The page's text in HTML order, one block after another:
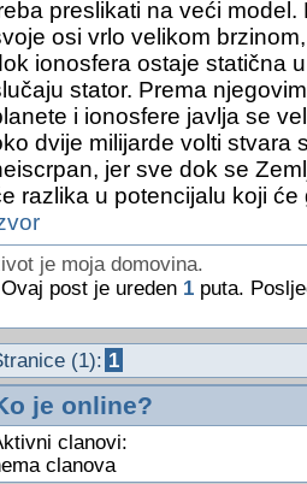
preslikati na veći
osi vrlo velikom
ionosfera ostaje statična
stator. Prema
i ionosfere javlja se
dvije milijarde volti stvara
jer sve dok se
razlika u potencijalu koji
je moja domovina.
Ovaj post je ureden 1puta.
(1): 1
je online?
clanovi:
clanova